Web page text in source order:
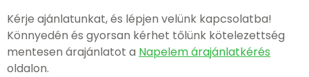
Kérje ajánlatunkat, és lépjen velünk kapcsolatba!
Könnyedén és gyorsan kérhet tőlünk kötelezettség
mentesen árajánlatot a Napelem árajánlatkérés
oldalon.